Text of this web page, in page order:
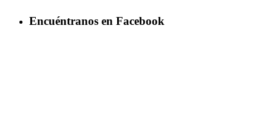
Encuéntranos en Facebook